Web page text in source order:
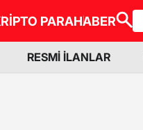
PARAHABER
RESMİ İLANLAR